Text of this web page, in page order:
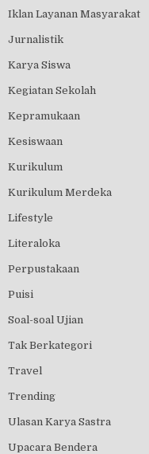
Iklan Layanan Masyarakat
Jurnalistik
Karya Siswa
Kegiatan Sekolah
Kepramukaan
Kesiswaan
Kurikulum
Kurikulum Merdeka
Lifestyle
Literaloka
Perpustakaan
Puisi
Soal-soal Ujian
Tak Berkategori
Travel
Trending
Ulasan Karya Sastra
Upacara Bendera